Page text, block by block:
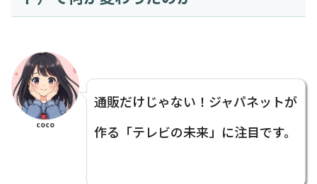
coco
通販だけじゃない！ジャパネットが
作る「テレビの未来」に注目です。